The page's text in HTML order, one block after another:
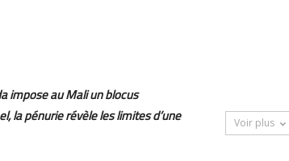
impose au Mali un blocus
la pénurie révèle les limites d’une
Voir plus